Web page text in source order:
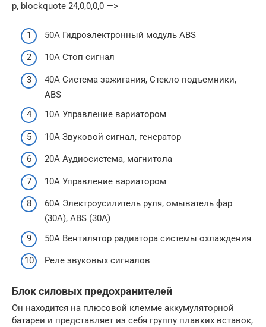
p, blockquote 24,0,0,0,0 —>
50А Гидроэлектронный модуль ABS
10А Стоп сигнал
40А Система зажигания, Стекло подъемники,
ABS
10А Управление вариатором
10А Звуковой сигнал, генератор
20А Аудиосистема, магнитола
10А Управление вариатором
60А Электроусилитель руля, омыватель фар
(30А), ABS (30А)
50А Вентилятор радиатора системы охлаждения
Реле звуковых сигналов
Блок силовых предохранителей
Он находится на плюсовой клемме аккумуляторной
батареи и представляет из себя группу плавких вставок,